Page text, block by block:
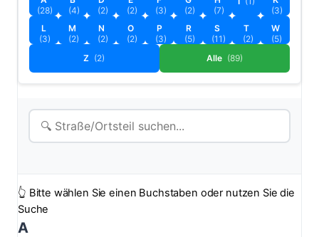
(28)
(4)
(2)
(2)
(3)
(2)
(7)
(3)
L
(3)
M
(2)
N
(2)
O
(2)
P
(3)
R
(5)
S
(11)
T
(2)
W
(5)
Z (2) Alle (89)
👆 Bitte wählen Sie einen Buchstaben oder nutzen Sie die
Suche
A